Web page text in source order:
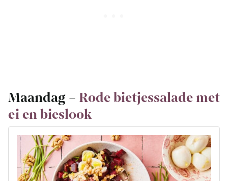
Maandag – Rode bietjessalade met
ei en bieslook